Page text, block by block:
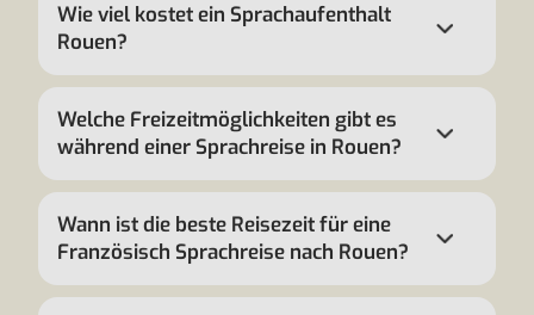
Wie viel kostet ein Sprachaufenthalt
Rouen?
Welche Freizeitmöglichkeiten gibt es
während einer Sprachreise in Rouen?
Wann ist die beste Reisezeit für eine
Französisch Sprachreise nach Rouen?